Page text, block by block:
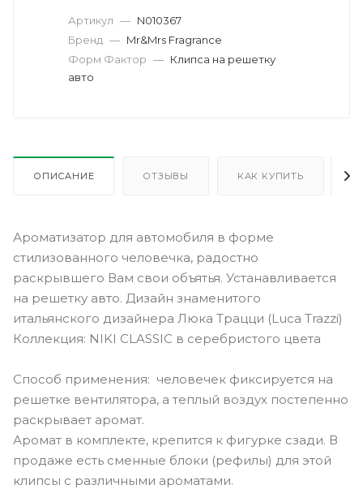
Артикул — N010367
Бренд — Mr&Mrs Fragrance
Форм Фактор — Клипса на решетку
авто
ОПИСАНИЕ ОТЗЫВЫ КАК КУПИТЬ
Ароматизатор для автомобиля в форме
стилизованного человечка, радостно
раскрывшего Вам свои объятья. Устанавливается
на решетку авто. Дизайн знаменитого
итальянского дизайнера Люка Трацци (Luca Trazzi)
Коллекция: NIKI CLASSIC в серебристого цвета
Способ применения: человечек фиксируется на
решетке вентилятора, а теплый воздух постепенно
раскрывает аромат.
Аромат в комплекте, крепится к фигурке сзади. В
продаже есть сменные блоки (рефилы) для этой
клипсы с различными ароматами.